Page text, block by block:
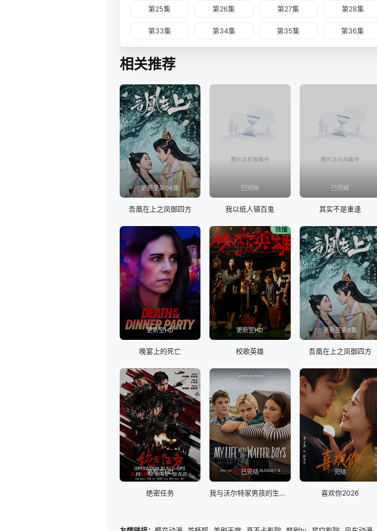
第25集 第26集 第27集 第28集
第33集 第34集 第35集 第36集
相关推荐
更新至第06集
吾凰在上之凤御四方
已完结
我以纸人镇百鬼
已完结
其实不是重逢
更新至HD
晚宴上的死亡
更新至HD
校歌英雄
更新至第6集
吾凰在上之凤御四方
更新至HD
绝密任务
已完结
我与沃尔特家男孩的生活第三季
完结
喜欢你2026